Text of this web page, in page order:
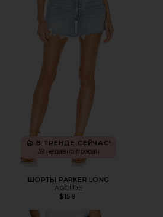
В ТРЕНДЕ СЕЙЧАС!
39 недавно продан
ШОРТЫ PARKER LONG
AGOLDE
$158